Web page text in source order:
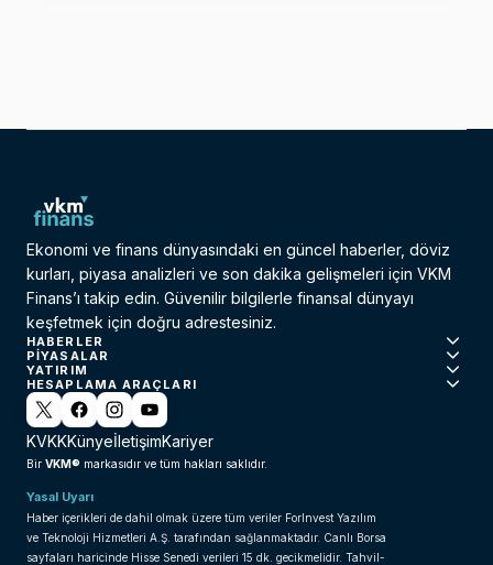
Ekonomi ve finans dünyasındaki en güncel haberler, döviz
kurları, piyasa analizleri ve son dakika gelişmeleri için VKM
Finans’ı takip edin. Güvenilir bilgilerle finansal dünyayı
keşfetmek için doğru adrestesiniz.
HABERLER
PIYASALAR
YATIRIM
HESAPLAMA ARAÇLARI
KVKKKünyeİletişimKariyer
Bir VKM® markasıdır ve tüm hakları saklıdır.
Yasal Uyarı
Haber içerikleri de dahil olmak üzere tüm veriler ForInvest Yazılım
ve Teknoloji Hizmetleri A.Ş. tarafından sağlanmaktadır. Canlı Borsa
sayfaları haricinde Hisse Senedi verileri 15 dk. gecikmelidir. Tahvil-